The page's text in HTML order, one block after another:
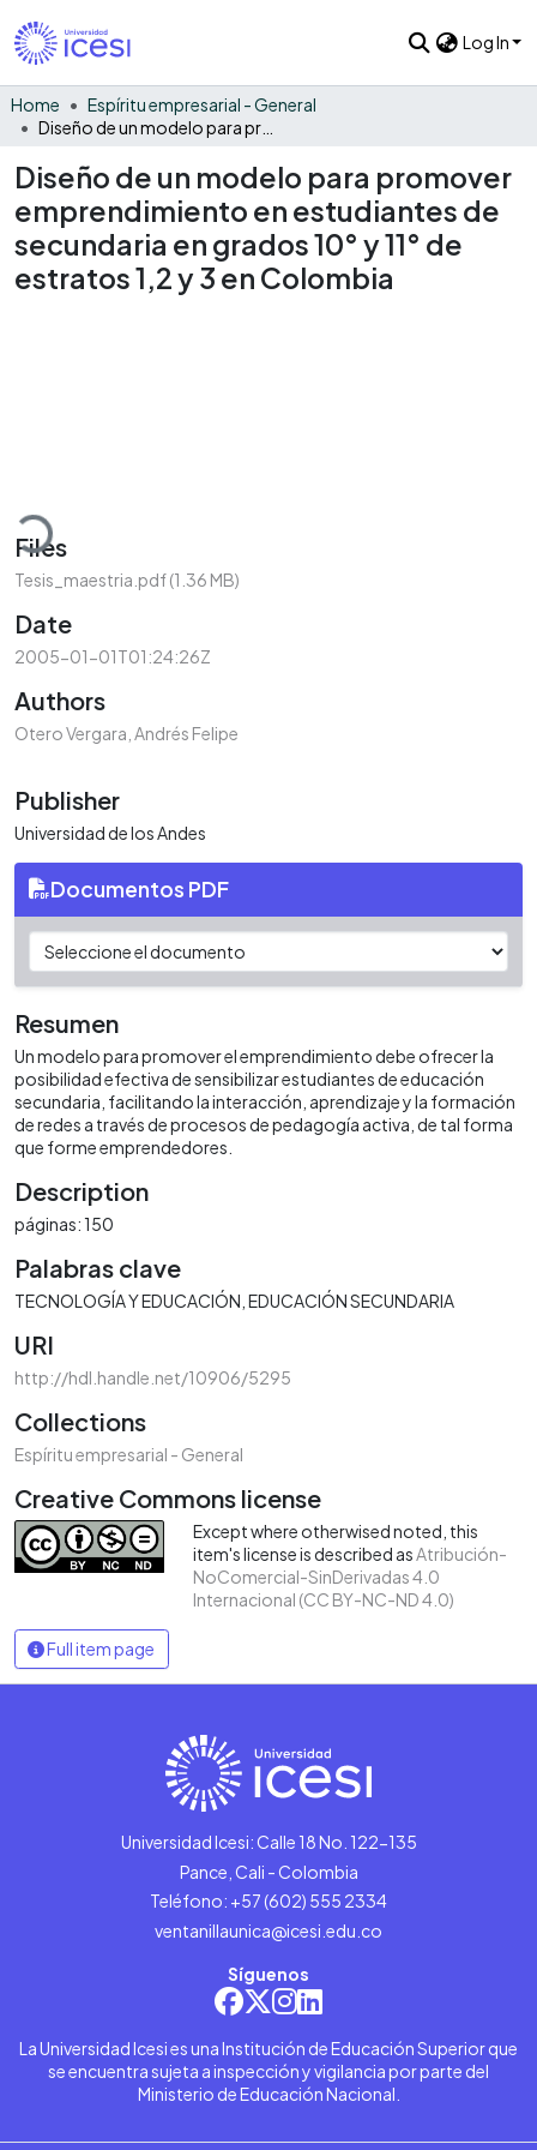
Log In
Home
Espíritu empresarial - General
Diseño de un modelo para promover
emprendimiento en estudiantes de
secundaria en grados 10° y 11° de
estratos 1,2 y 3 en Colombia
Files
Tesis_maestria.pdf(1.36 MB)
Date
2005-01-01T01:24:26Z
Authors
Otero Vergara, Andrés Felipe
Publisher
Universidad de los Andes
Documentos PDF
Resumen
Un modelo para promover el emprendimiento debe ofrecer la
posibilidad efectiva de sensibilizar estudiantes de educación
secundaria, facilitando la interacción, aprendizaje y la formación
de redes a través de procesos de pedagogía activa, de tal forma
que forme emprendedores.
Description
páginas: 150
Palabras clave
TECNOLOGÍA Y EDUCACIÓN EDUCACIÓN SECUNDARIA
URI
http://hdl.handle.net/10906/5295
Collections
Espíritu empresarial - General
Creative Commons license
Except where otherwised noted, this
item's license is described asAtribución-
NoComercial-SinDerivadas 4.0
Internacional (CC BY-NC-ND 4.0)
Full item page
Universidad Icesi: Calle 18 No. 122-135
Pance, Cali - Colombia
Teléfono: +57 (602) 555 2334
ventanillaunica@icesi.edu.co
Síguenos
La Universidad Icesi es una Institución de Educación Superior que
se encuentra sujeta a inspección y vigilancia por parte del
Ministerio de Educación Nacional.